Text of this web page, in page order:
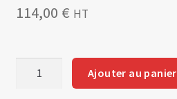
114,00 € HT
Ajouter au panier